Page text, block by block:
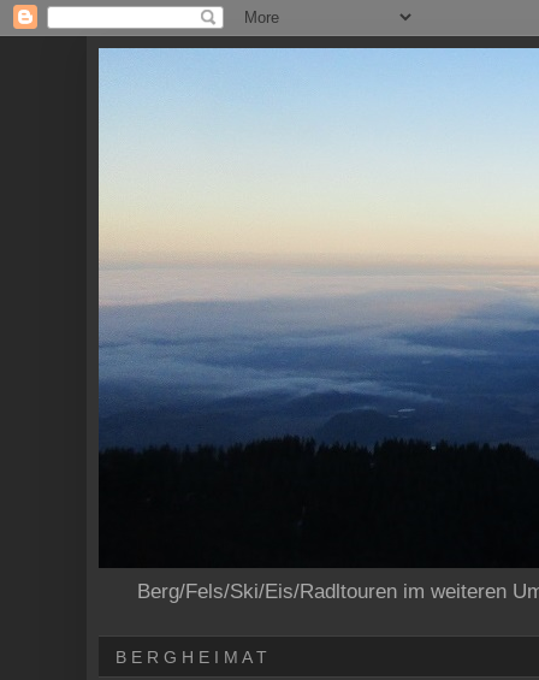
Berg/Fels/Ski/Eis/Radltouren im weiteren
B E R G H E I M A T